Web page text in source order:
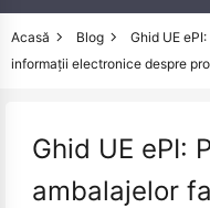
Acasă Blog
Ghid UE
informaţii electronice despre
Ghid UE ePI:
ambalajelor